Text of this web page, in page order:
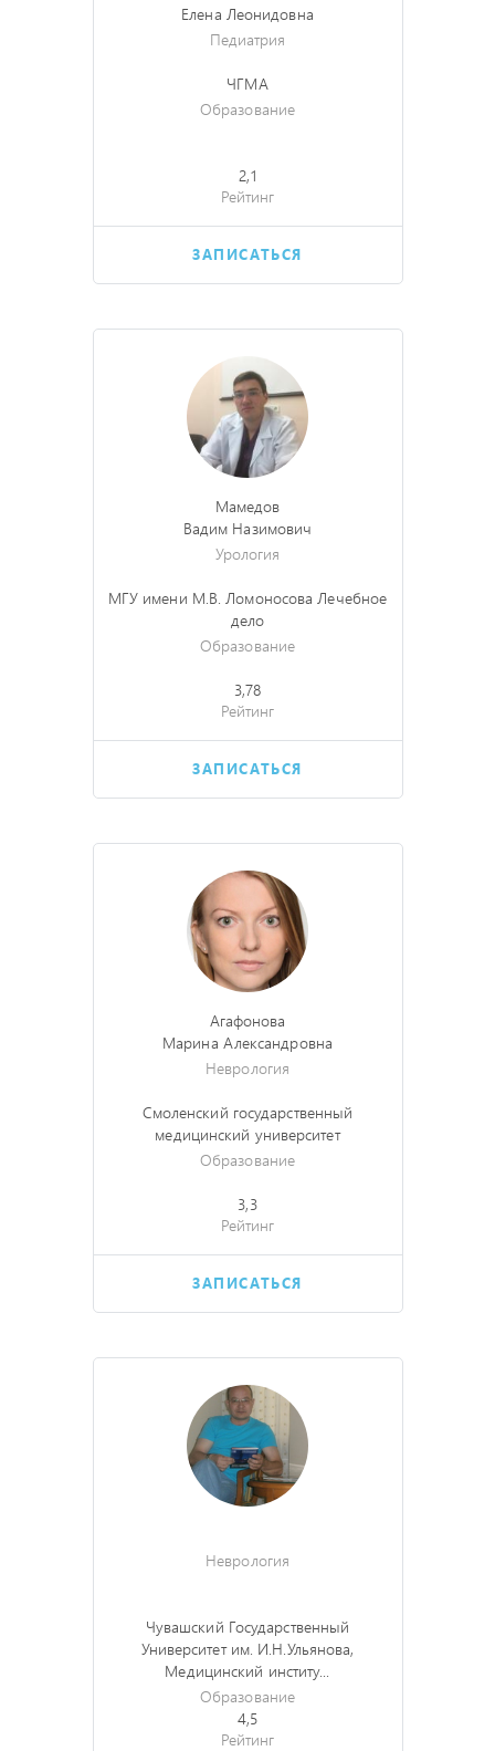
Елена Леонидовна
Педиатрия
ЧГМА
Образование
2,1
Рейтинг
ЗАПИСАТЬСЯ
Мамедов
Вадим Назимович
Урология
МГУ имени М.В. Ломоносова Лечебное
дело
Образование
3,78
Рейтинг
ЗАПИСАТЬСЯ
Агафонова
Марина Александровна
Неврология
Смоленский государственный
медицинский университет
Образование
3,3
Рейтинг
ЗАПИСАТЬСЯ
Неврология
Чувашский Государственный
Университет им. И.Н.Ульянова,
Медицинский институ...
Образование
4,5
Рейтинг